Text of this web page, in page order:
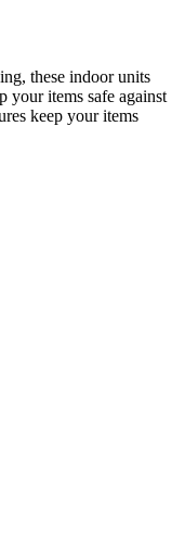
these indoor units
your items safe against
keep your items